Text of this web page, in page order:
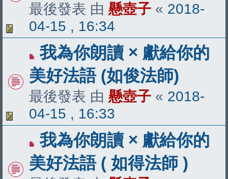
最後發表 由 懸壺子 « 2018-
04-15 , 16:34
我為你朗讀 × 獻給你的
美好法語 (如俊法師)
最後發表 由 懸壺子 « 2018-
04-15 , 16:33
我為你朗讀 × 獻給你的
美好法語 ( 如得法師 )